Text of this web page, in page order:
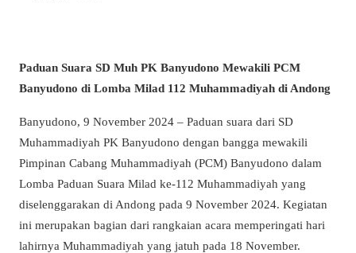
Paduan Suara SD Muh PK Banyudono Mewakili PCM
Banyudono di Lomba Milad 112 Muhammadiyah di Andong
Banyudono, 9 November 2024 – Paduan suara dari SD
Muhammadiyah PK Banyudono dengan bangga mewakili
Pimpinan Cabang Muhammadiyah (PCM) Banyudono dalam
Lomba Paduan Suara Milad ke-112 Muhammadiyah yang
diselenggarakan di Andong pada 9 November 2024. Kegiatan
ini merupakan bagian dari rangkaian acara memperingati hari
lahirnya Muhammadiyah yang jatuh pada 18 November.